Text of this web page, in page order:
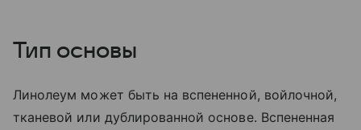
Тип основы
Линолеум может быть на вспененной, войлочной,
тканевой или дублированной основе. Вспененная